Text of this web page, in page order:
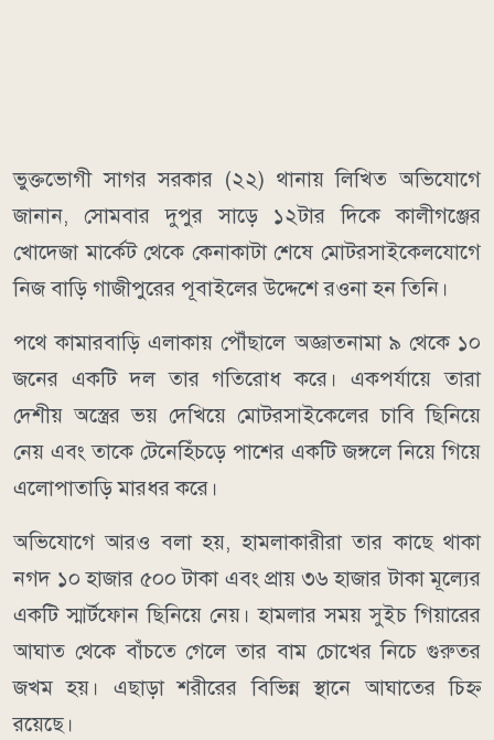
ভুক্তভোগী সাগর সরকার (২২) থানায় লিখিত অভিযোগে
জানান, সোমবার দুপুর সাড়ে ১২টার দিকে কালীগঞ্জের
খোদেজা মার্কেট থেকে কেনাকাটা শেষে মোটরসাইকেলযোগে
নিজ বাড়ি গাজীপুরের পূবাইলের উদ্দেশে রওনা হন তিনি।
পথে কামারবাড়ি এলাকায় পৌঁছালে অজ্ঞাতনামা ৯ থেকে ১০
জনের একটি দল তার গতিরোধ করে। একপর্যায়ে তারা
দেশীয় অস্ত্রের ভয় দেখিয়ে মোটরসাইকেলের চাবি ছিনিয়ে
নেয় এবং তাকে টেনেহিঁচড়ে পাশের একটি জঙ্গলে নিয়ে গিয়ে
এলোপাতাড়ি মারধর করে।
অভিযোগে আরও বলা হয়, হামলাকারীরা তার কাছে থাকা
নগদ ১০ হাজার ৫০০ টাকা এবং প্রায় ৩৬ হাজার টাকা মূল্যের
একটি স্মার্টফোন ছিনিয়ে নেয়। হামলার সময় সুইচ গিয়ারের
আঘাত থেকে বাঁচতে গেলে তার বাম চোখের নিচে গুরুতর
জখম হয়। এছাড়া শরীরের বিভিন্ন স্থানে আঘাতের চিহ্ন
রয়েছে।